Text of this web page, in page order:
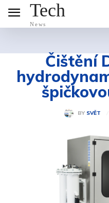
Tech
News
Čištění
BY SVĚT